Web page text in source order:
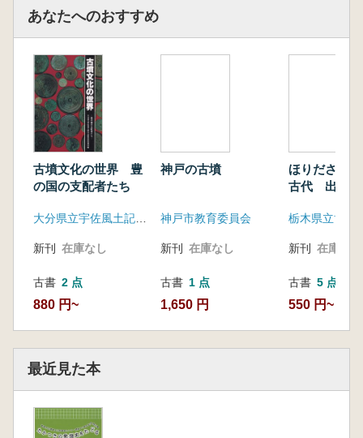
あなたへのおすすめ
古墳文化の世界 豊
の国の支配者たち
新刊 在庫なし
古書 2 点
880 円~
神戸の古墳
神戸市教育委員会
新刊 在庫なし
古書 1 点
1,650 円
ほりだされ
古代 出土品
栃木県立博物
新刊 在庫なし
古書 5 点
550 円~
最近見た本